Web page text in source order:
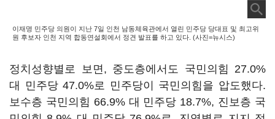
이재명 민주당 의원이 지난 7일 인천 남동체육관에서 열린 민주당 당대표 및 최고위
원 후보자 인천 지역 합동연설회에서 정견 발표를 하고 있다. (사진=뉴시스)
정치성향별로 보면, 중도층에서도 국민의힘 27.0%
대 민주당 47.0%로 민주당이 국민의힘을 압도했다.
보수층 국민의힘 66.9% 대 민주당 18.7%, 진보층 국